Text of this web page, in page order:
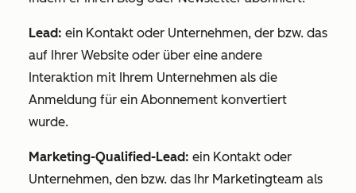
Lead: ein Kontakt oder Unternehmen, der bzw. das
auf Ihrer Website oder über eine andere
Interaktion mit Ihrem Unternehmen als die
Anmeldung für ein Abonnement konvertiert
wurde.
Marketing-Qualified-Lead: ein Kontakt oder
Unternehmen, den bzw. das Ihr Marketingteam als